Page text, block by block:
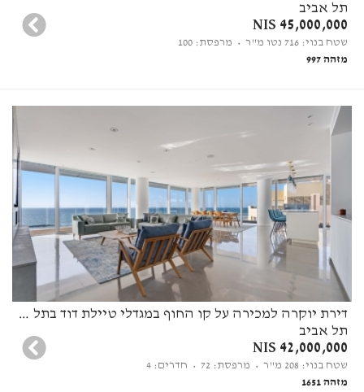
תל אביב
45,000,000 NIS
שטח בנוי: 716 נטו מ"ר
• מרפסת: 100
מזהה 997
דירת יוקרה למכירה על קו החוף במגדלי טיילת דוד בתל אביב (ליד מלון קמפינסקי)
תל אביב
42,000,000 NIS
שטח בנוי: 208 מ"ר • מרפסת: 72
• חדרים: 4
מזהה 1651